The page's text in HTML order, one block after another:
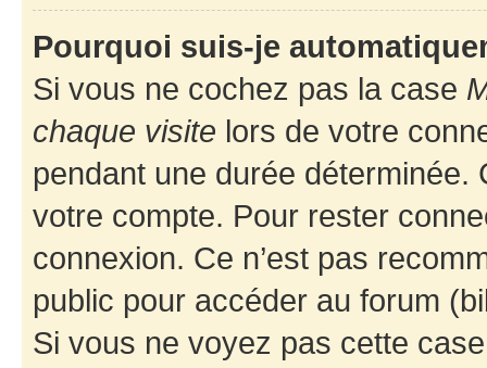
Pourquoi suis-je
Si vous ne cochez pas la case
chaque visite lors de votre
pendant une durée déterminée.
votre compte. Pour rester
connexion. Ce n’est pas
public pour accéder au forum
Si vous ne voyez pas cette